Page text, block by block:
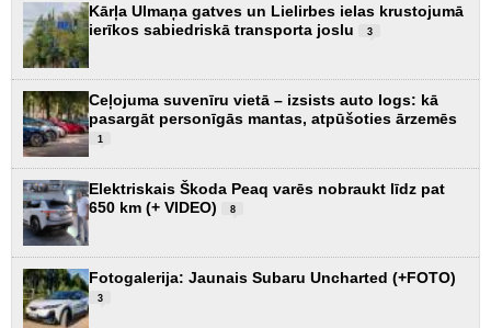
Kārļa Ulmaņa gatves un Lielirbes ielas krustojumā
ierīkos sabiedriskā transporta joslu
3
Ceļojuma suvenīru vietā – izsists auto logs: kā
pasargāt personīgās mantas, atpūšoties ārzemēs
1
Elektriskais Škoda Peaq varēs nobraukt līdz pat
650 km (+ VIDEO)
8
Fotogalerija: Jaunais Subaru Uncharted (+FOTO)
3